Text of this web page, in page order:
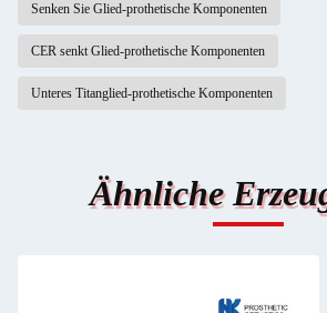
Senken Sie Glied-prothetische Komponenten
CER senkt Glied-prothetische Komponenten
Unteres Titanglied-prothetische Komponenten
Ähnliche